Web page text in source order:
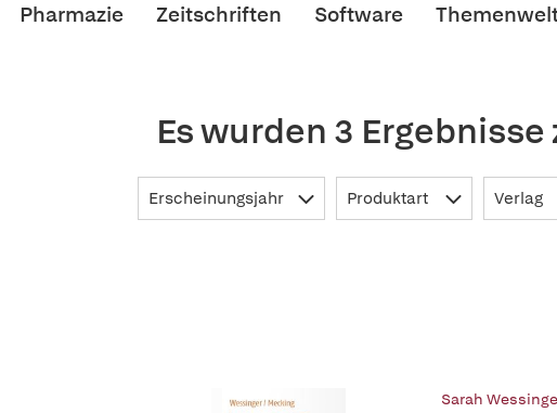
Pharmazie Zeitschriften Software
Es wurden 3
Erscheinungsjahr Produktart Verlag
Sarah